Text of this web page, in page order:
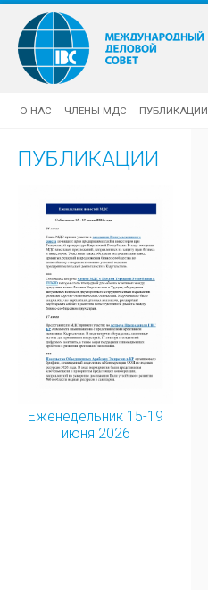
О НАС ЧЛЕНЫ МДС ПУБЛИКАЦИИ
ПУБЛИКАЦИИ
Еженедельник 15-19
июня 2026